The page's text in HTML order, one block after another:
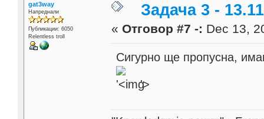
gat3way
Напреднали
Публикации: 6050
Relentless troll
Задача 3 -
« Отговор #7 -: Dec 13,
Сигурно ще пропусна,
'>